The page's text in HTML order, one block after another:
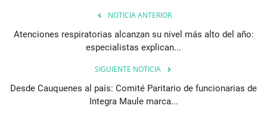
NOTICIA ANTERIOR
Atenciones respiratorias alcanzan su nivel más alto del año:
especialistas explican...
SIGUIENTE NOTICIA
Desde Cauquenes al país: Comité Paritario de funcionarias de
Integra Maule marca...